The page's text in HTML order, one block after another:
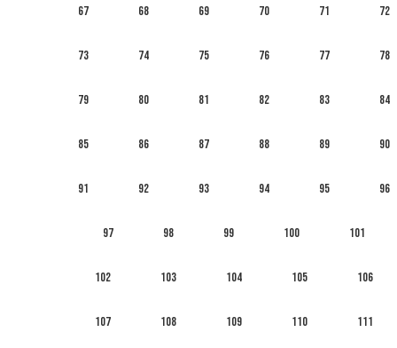
67 68 69 70 71 72
73 74 75 76 77 78
79 80 81 82 83 84
85 86 87 88 89 90
91 92 93 94 95 96
97 98 99 100 101
102 103 104 105 106
107 108 109 110 111